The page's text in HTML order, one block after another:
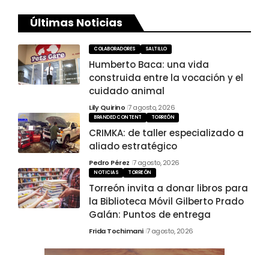
Últimas Noticias
COLABORADORES SALTILLO
Humberto Baca: una vida
construida entre la vocación y el
cuidado animal
Lily Quirino 7 agosto, 2026
BRANDED CONTENT TORREÓN
CRIMKA: de taller especializado a
aliado estratégico
Pedro Pérez 7 agosto, 2026
NOTICIAS TORREÓN
Torreón invita a donar libros para
la Biblioteca Móvil Gilberto Prado
Galán: Puntos de entrega
Frida Tochimani 7 agosto, 2026